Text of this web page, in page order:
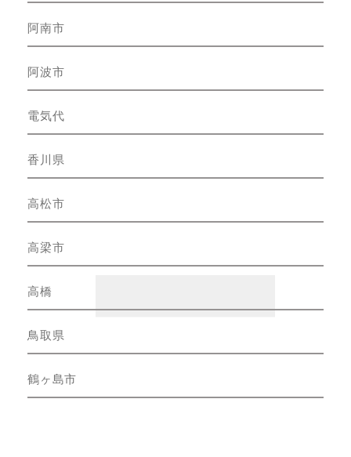
阿南市
阿波市
電気代
香川県
高松市
高梁市
高橋
鳥取県
鶴ヶ島市